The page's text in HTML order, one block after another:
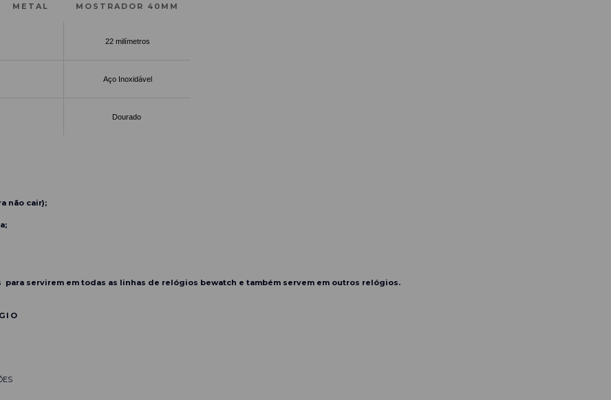
METAL MOSTRADOR 40MM
22 milímetros
Aço Inoxidável
Dourado
não cair);
servirem em todas as linhas de relógios bewatch e também servem em outros relógios.